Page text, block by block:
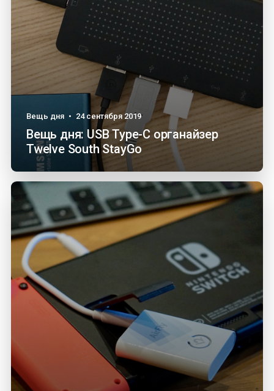
Вещь дня • 24 сентября 2019
Вещь дня: USB Type-C органайзер
Twelve South StayGo